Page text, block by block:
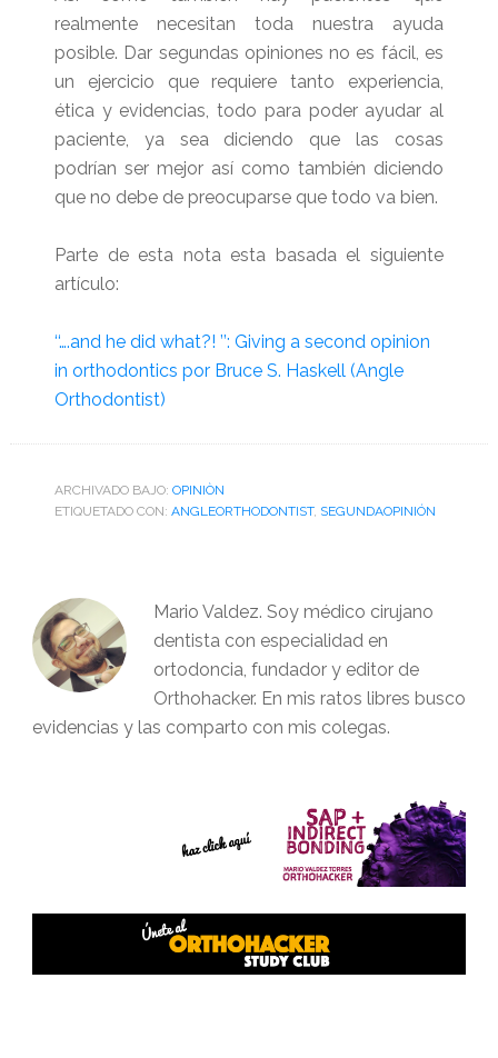
realmente necesitan toda nuestra ayuda
posible. Dar segundas opiniones no es fácil, es
un ejercicio que requiere tanto experiencia,
ética y evidencias, todo para poder ayudar al
paciente, ya sea diciendo que las cosas
podrían ser mejor así como también diciendo
que no debe de preocuparse que todo va bien.
Parte de esta nota esta basada el siguiente
artículo:
‘‘….and he did what?! ’’: Giving a second opinion
in orthodontics por Bruce S. Haskell (Angle
Orthodontist)
ARCHIVADO BAJO: OPINIÒN
ETIQUETADO CON: ANGLEORTHODONTIST, SEGUNDAOPINIÓN
Mario Valdez. Soy médico cirujano
dentista con especialidad en
ortodoncia, fundador y editor de
Orthohacker. En mis ratos libres busco
evidencias y las comparto con mis colegas.